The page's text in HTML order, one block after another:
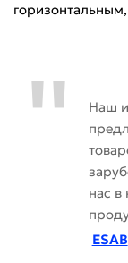
Наш
нас в
ESAB